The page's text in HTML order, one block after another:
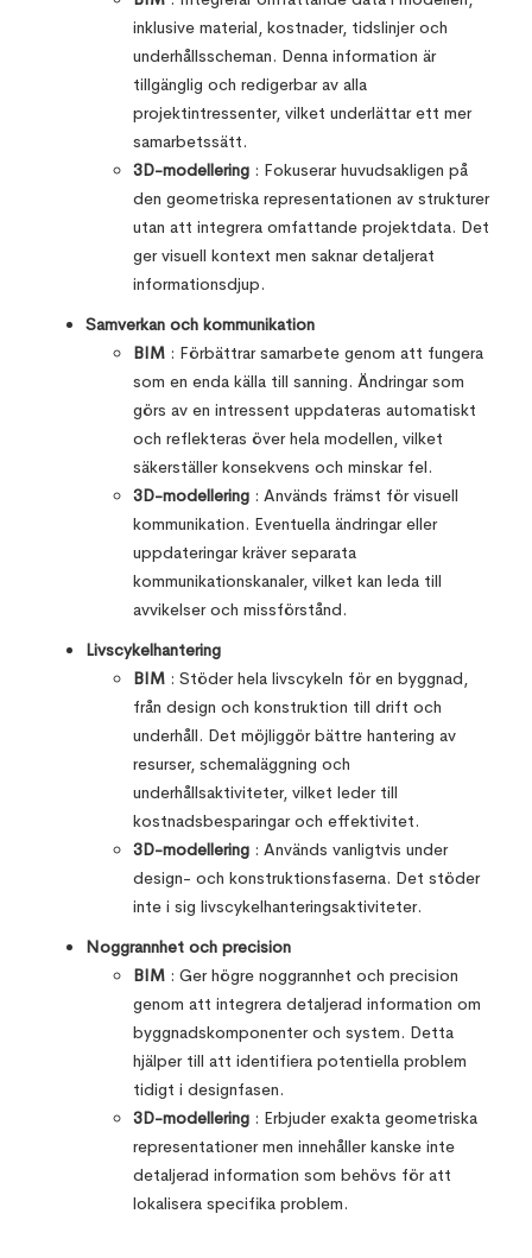
inklusive material, kostnader, tidslinjer och
underhållsscheman. Denna information är
tillgänglig och redigerbar av alla
projektintressenter, vilket underlättar ett mer
samarbetssätt.
3D-modellering : Fokuserar huvudsakligen på
den geometriska representationen av strukturer
utan att integrera omfattande projektdata. Det
ger visuell kontext men saknar detaljerat
informationsdjup.
Samverkan och kommunikation
BIM : Förbättrar samarbete genom att fungera
som en enda källa till sanning. Ändringar som
görs av en intressent uppdateras automatiskt
och reflekteras över hela modellen, vilket
säkerställer konsekvens och minskar fel.
3D-modellering : Används främst för visuell
kommunikation. Eventuella ändringar eller
uppdateringar kräver separata
kommunikationskanaler, vilket kan leda till
avvikelser och missförstånd.
Livscykelhantering
BIM : Stöder hela livscykeln för en byggnad,
från design och konstruktion till drift och
underhåll. Det möjliggör bättre hantering av
resurser, schemaläggning och
underhållsaktiviteter, vilket leder till
kostnadsbesparingar och effektivitet.
3D-modellering : Används vanligtvis under
design- och konstruktionsfaserna. Det stöder
inte i sig livscykelhanteringsaktiviteter.
Noggrannhet och precision
BIM : Ger högre noggrannhet och precision
genom att integrera detaljerad information om
byggnadskomponenter och system. Detta
hjälper till att identifiera potentiella problem
tidigt i designfasen.
3D-modellering : Erbjuder exakta geometriska
representationer men innehåller kanske inte
detaljerad information som behövs för att
lokalisera specifika problem.